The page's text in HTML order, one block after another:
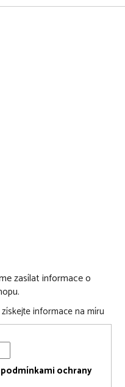
zasílat informace o
informace na míru
podmínkami ochrany